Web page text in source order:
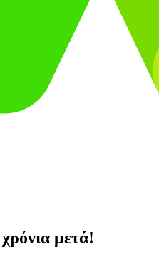
μετά!